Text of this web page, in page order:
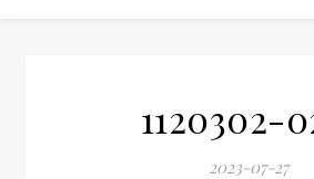
1120302-
2023-07-27